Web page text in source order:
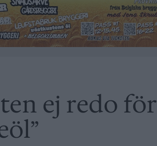
ej redo för